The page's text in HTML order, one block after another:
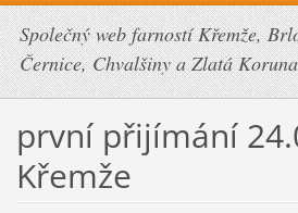
Společný web farností Křemže,
Černice, Chvalšiny a Zlatá Koruna
první přijímání
Křemže